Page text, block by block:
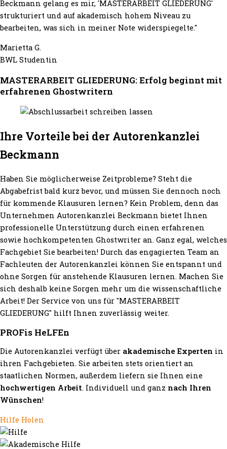
Beckmann gelang es mir, 'MASTERARBEIT GLIEDERUNG'
strukturiert und auf akademisch hohem Niveau zu
bearbeiten, was sich in meiner Note widerspiegelte."
Marietta G.
BWL Studentin
MASTERARBEIT GLIEDERUNG: Erfolg beginnt mit
erfahrenen Ghostwritern
Ihre Vorteile bei der Autorenkanzlei
Beckmann
Haben Sie möglicherweise Zeitprobleme? Steht die
Abgabefrist bald kurz bevor, und müssen Sie dennoch noch
für kommende Klausuren lernen? Kein Problem, denn das
Unternehmen Autorenkanzlei Beckmann bietet Ihnen
professionelle Unterstützung durch einen erfahrenen
sowie hochkompetenten Ghostwriter an. Ganz egal, welches
Fachgebiet Sie bearbeiten! Durch das engagierten Team an
Fachleuten der Autorenkanzlei können Sie entspannt und
ohne Sorgen für anstehende Klausuren lernen. Machen Sie
sich deshalb keine Sorgen mehr um die wissenschaftliche
Arbeit! Der Service von uns für "MASTERARBEIT
GLIEDERUNG" hilft Ihnen zuverlässig weiter.
PROFis HeLFEn
Die Autorenkanzlei verfügt über akademische Experten in
ihren Fachgebieten. Sie arbeiten stets orientiert an
staatlichen Normen, außerdem liefern sie Ihnen eine
hochwertigen Arbeit. Individuell und ganz nach Ihren
Wünschen!
Hilfe Holen